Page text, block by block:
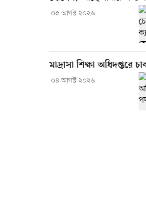
০৫ আগস্ট ২০২৬
মাদ্রাসা শিক্ষা অধিদপ্তরে
০৪ আগস্ট ২০২৬